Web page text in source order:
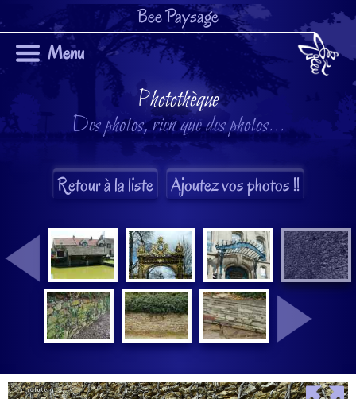
Bee Paysage
Menu
Photothèque
Des photos, rien que des photos...
Retour à la liste